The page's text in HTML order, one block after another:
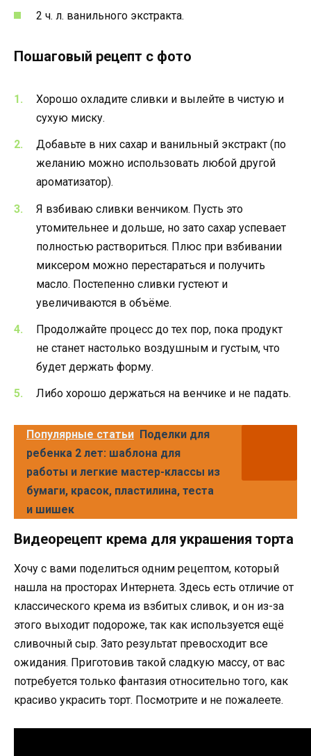
2 ч. л. ванильного экстракта.
Пошаговый рецепт с фото
Хорошо охладите сливки и вылейте в чистую и
сухую миску.
Добавьте в них сахар и ванильный экстракт (по
желанию можно использовать любой другой
ароматизатор).
Я взбиваю сливки венчиком. Пусть это
утомительнее и дольше, но зато сахар успевает
полностью раствориться. Плюс при взбивании
миксером можно перестараться и получить
масло. Постепенно сливки густеют и
увеличиваются в объёме.
Продолжайте процесс до тех пор, пока продукт
не станет настолько воздушным и густым, что
будет держать форму.
Либо хорошо держаться на венчике и не падать.
Популярные статьи Поделки для
ребенка 2 лет: шаблона для
работы и легкие мастер-классы из
бумаги, красок, пластилина, теста
и шишек
Видеорецепт крема для украшения торта
Хочу с вами поделиться одним рецептом, который
нашла на просторах Интернета. Здесь есть отличие от
классического крема из взбитых сливок, и он из-за
этого выходит подороже, так как используется ещё
сливочный сыр. Зато результат превосходит все
ожидания. Приготовив такой сладкую массу, от вас
потребуется только фантазия относительно того, как
красиво украсить торт. Посмотрите и не пожалеете.